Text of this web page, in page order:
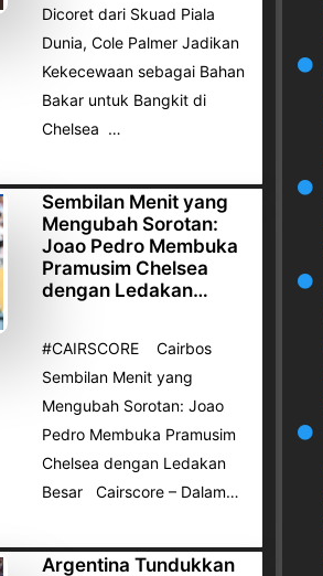
Dicoret dari Skuad Piala
Dunia, Cole Palmer Jadikan
Kekecewaan sebagai Bahan
Bakar untuk Bangkit di
Chelsea …
Sembilan Menit yang
Mengubah Sorotan:
Joao Pedro Membuka
Pramusim Chelsea
dengan Ledakan…
#CAIRSCORE Cairbos
Sembilan Menit yang
Mengubah Sorotan: Joao
Pedro Membuka Pramusim
Chelsea dengan Ledakan
Besar Cairscore – Dalam…
Argentina Tundukkan